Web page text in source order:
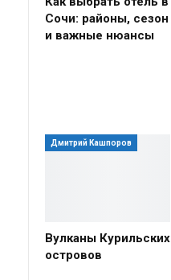
Сочи: районы, сезон
и важные нюансы
Дмитрий Кашпоров
Вулканы Курильских
островов